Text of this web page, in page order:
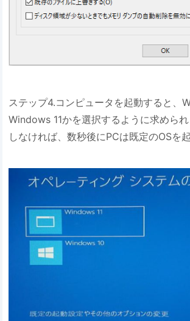
ステップ4.コンピュータを起動すると、
Windows 11かを選択するように求めら
しなければ、数秒後にPCは既定のOSを